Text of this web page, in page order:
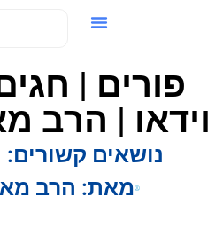
פורים |
| הרב
נושאים קשורים:
מאת:הרב